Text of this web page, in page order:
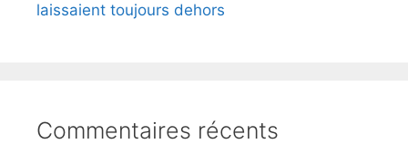
laissaient toujours dehors
Commentaires récents